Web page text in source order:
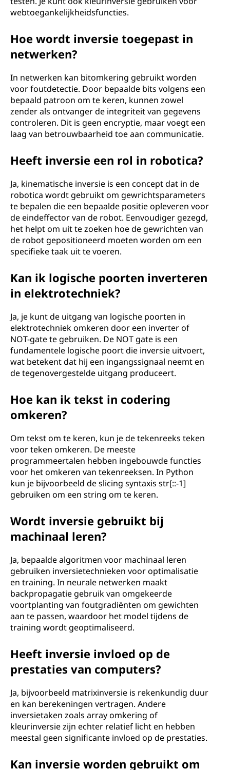
webtoegankelijkheidsfuncties.
Hoe wordt inversie toegepast in
netwerken?
In netwerken kan bitomkering gebruikt worden
voor foutdetectie. Door bepaalde bits volgens een
bepaald patroon om te keren, kunnen zowel
zender als ontvanger de integriteit van gegevens
controleren. Dit is geen encryptie, maar voegt een
laag van betrouwbaarheid toe aan communicatie.
Heeft inversie een rol in robotica?
Ja, kinematische inversie is een concept dat in de
robotica wordt gebruikt om gewrichtsparameters
te bepalen die een bepaalde positie opleveren voor
de eindeffector van de robot. Eenvoudiger gezegd,
het helpt om uit te zoeken hoe de gewrichten van
de robot gepositioneerd moeten worden om een
specifieke taak uit te voeren.
Kan ik logische poorten inverteren
in elektrotechniek?
Ja, je kunt de uitgang van logische poorten in
elektrotechniek omkeren door een inverter of
NOT-gate te gebruiken. De NOT gate is een
fundamentele logische poort die inversie uitvoert,
wat betekent dat hij een ingangssignaal neemt en
de tegenovergestelde uitgang produceert.
Hoe kan ik tekst in codering
omkeren?
Om tekst om te keren, kun je de tekenreeks teken
voor teken omkeren. De meeste
programmeertalen hebben ingebouwde functies
voor het omkeren van tekenreeksen. In Python
kun je bijvoorbeeld de slicing syntaxis str[::-1]
gebruiken om een string om te keren.
Wordt inversie gebruikt bij
machinaal leren?
Ja, bepaalde algoritmen voor machinaal leren
gebruiken inversietechnieken voor optimalisatie
en training. In neurale netwerken maakt
backpropagatie gebruik van omgekeerde
voortplanting van foutgradiënten om gewichten
aan te passen, waardoor het model tijdens de
training wordt geoptimaliseerd.
Heeft inversie invloed op de
prestaties van computers?
Ja, bijvoorbeeld matrixinversie is rekenkundig duur
en kan berekeningen vertragen. Andere
inversietaken zoals array omkering of
kleurinversie zijn echter relatief licht en hebben
meestal geen significante invloed op de prestaties.
Kan inversie worden gebruikt om